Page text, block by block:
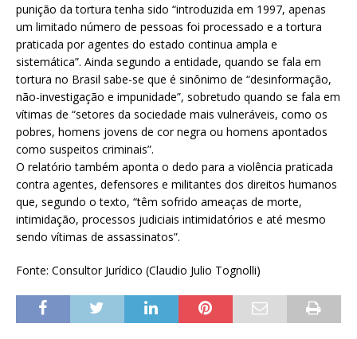
punição da tortura tenha sido “introduzida em 1997, apenas
um limitado número de pessoas foi processado e a tortura
praticada por agentes do estado continua ampla e
sistemática”. Ainda segundo a entidade, quando se fala em
tortura no Brasil sabe-se que é sinônimo de “desinformação,
não-investigação e impunidade”, sobretudo quando se fala em
vítimas de “setores da sociedade mais vulneráveis, como os
pobres, homens jovens de cor negra ou homens apontados
como suspeitos criminais”.
O relatório também aponta o dedo para a violência praticada
contra agentes, defensores e militantes dos direitos humanos
que, segundo o texto, “têm sofrido ameaças de morte,
intimidação, processos judiciais intimidatórios e até mesmo
sendo vítimas de assassinatos”.
Fonte: Consultor Jurídico (Claudio Julio Tognolli)